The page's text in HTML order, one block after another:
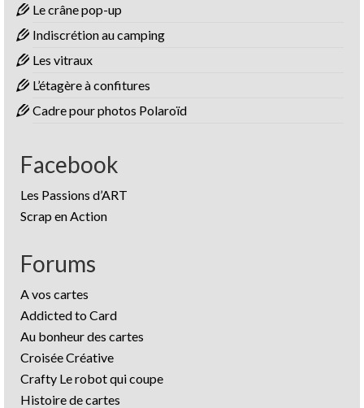
Le crâne pop-up
Indiscrétion au camping
Les vitraux
L’étagère à confitures
Cadre pour photos Polaroïd
Facebook
Les Passions d’ART
Scrap en Action
Forums
A vos cartes
Addicted to Card
Au bonheur des cartes
Croisée Créative
Crafty Le robot qui coupe
Histoire de cartes